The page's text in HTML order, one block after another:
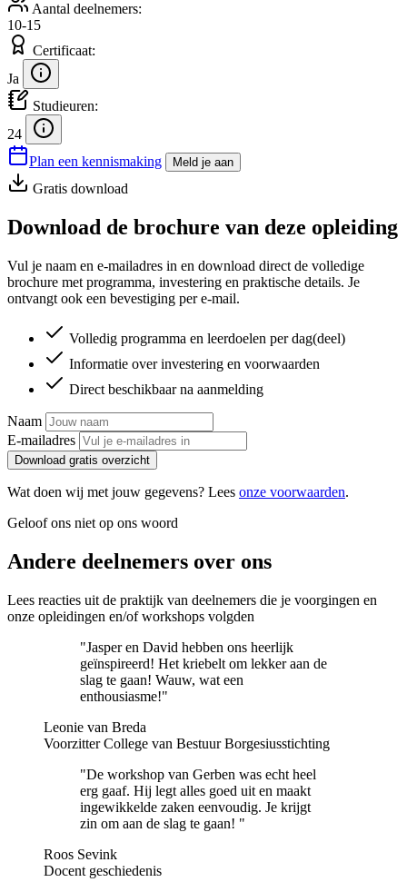
Aantal deelnemers:
10-15
Certificaat:
Ja
Studieuren:
24
Plan een kennismaking
Meld je aan
Gratis download
Download de brochure van deze opleiding
Vul je naam en e-mailadres in en download direct de volledige
brochure met programma, investering en praktische details. Je
ontvangt ook een bevestiging per e-mail.
Volledig programma en leerdoelen per dag(deel)
Informatie over investering en voorwaarden
Direct beschikbaar na aanmelding
Naam
E-mailadres
Download gratis overzicht
Wat doen wij met jouw gegevens? Lees onze voorwaarden.
Geloof ons niet op ons woord
Andere deelnemers over ons
Lees reacties uit de praktijk van deelnemers die je voorgingen en
onze opleidingen en/of workshops volgden
"Jasper en David hebben ons heerlijk
geïnspireerd! Het kriebelt om lekker aan de
slag te gaan! Wauw, wat een
enthousiasme!"
Leonie van Breda
Voorzitter College van Bestuur Borgesiusstichting
"De workshop van Gerben was echt heel
erg gaaf. Hij legt alles goed uit en maakt
ingewikkelde zaken eenvoudig. Je krijgt
zin om aan de slag te gaan! "
Roos Sevink
Docent geschiedenis